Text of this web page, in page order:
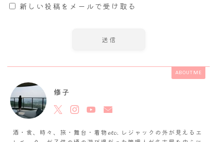
新しい投稿をメールで受け取る
ABOUT ME
修子
酒・食、時々、旅・舞台・着物𝓮𝓽𝓬. レジャックの外が見えるエ